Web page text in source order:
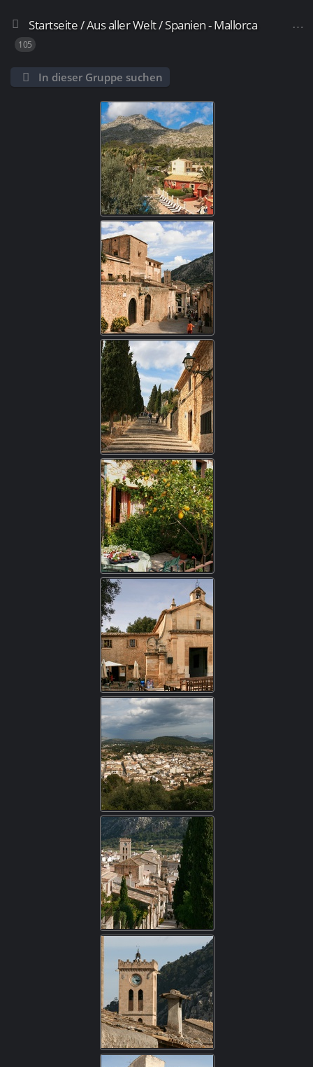
Startseite/Aus aller Welt/Spanien - Mallorca
105
In dieser Gruppe suchen